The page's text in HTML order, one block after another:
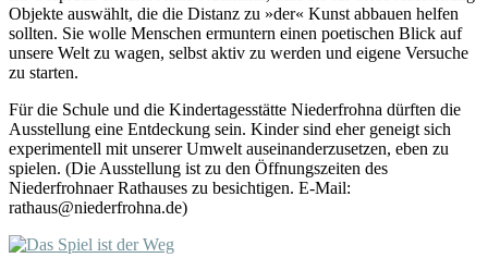
Objekte auswählt, die die Distanz zu »der« Kunst abbauen helfen
sollten. Sie wolle Menschen ermuntern einen poetischen Blick auf
unsere Welt zu wagen, selbst aktiv zu werden und eigene Versuche
zu starten.
Für die Schule und die Kindertagesstätte Niederfrohna dürften die
Ausstellung eine Entdeckung sein. Kinder sind eher geneigt sich
experimentell mit unserer Umwelt auseinanderzusetzen, eben zu
spielen. (Die Ausstellung ist zu den Öffnungszeiten des
Niederfrohnaer Rathauses zu besichtigen. E-Mail:
rathaus@niederfrohna.de)